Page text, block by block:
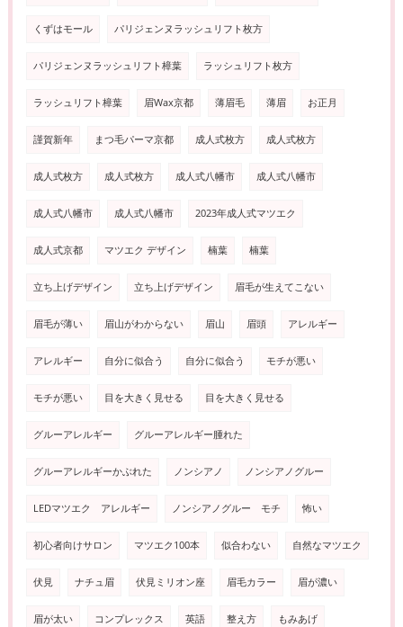
くずはモール パリジェンヌラッシュリフト枚方
パリジェンヌラッシュリフト樟葉 ラッシュリフト枚方
ラッシュリフト樟葉 眉Wax京都 薄眉毛 薄眉 お正月
謹賀新年 まつ毛パーマ京都 成人式枚方 成人式枚方
成人式枚方 成人式枚方 成人式八幡市 成人式八幡市
成人式八幡市 成人式八幡市 2023年成人式マツエク
成人式京都 マツエク デザイン 楠葉 楠葉
立ち上げデザイン 立ち上げデザイン 眉毛が生えてこない
眉毛が薄い 眉山がわからない 眉山 眉頭 アレルギー
アレルギー 自分に似合う 自分に似合う モチが悪い
モチが悪い 目を大きく見せる 目を大きく見せる
グルーアレルギー グルーアレルギー腫れた
グルーアレルギーかぶれた ノンシアノ ノンシアノグルー
LEDマツエク アレルギー ノンシアノグルー モチ 怖い
初心者向けサロン マツエク100本 似合わない 自然なマツエク
伏見 ナチュ眉 伏見ミリオン座 眉毛カラー 眉が濃い
眉が太い コンプレックス 英語 整え方 もみあげ